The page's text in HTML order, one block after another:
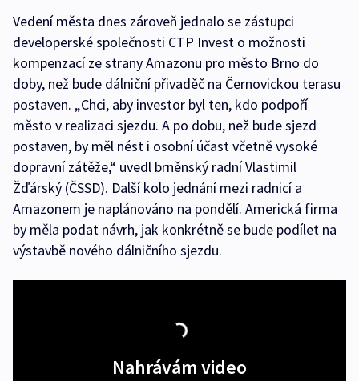
Vedení města dnes zároveň jednalo se zástupci
developerské společnosti CTP Invest o možnosti
kompenzací ze strany Amazonu pro město Brno do
doby, než bude dálniční přivaděč na Černovickou terasu
postaven. „Chci, aby investor byl ten, kdo podpoří
město v realizaci sjezdu. A po dobu, než bude sjezd
postaven, by měl nést i osobní účast včetně vysoké
dopravní zátěže,“ uvedl brněnský radní Vlastimil
Žďárský (ČSSD). Další kolo jednání mezi radnicí a
Amazonem je naplánováno na pondělí. Americká firma
by měla podat návrh, jak konkrétně se bude podílet na
výstavbě nového dálničního sjezdu.
Nahrávám video